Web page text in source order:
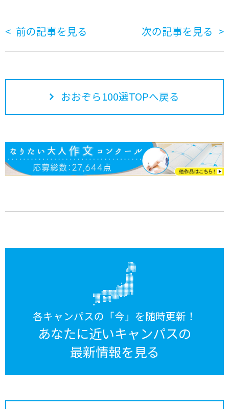
前の記事を見る 次の記事を見る
おおぞら100選TOPへ戻る
各キャンパスの「今」を随時更新！
あなたに近いキャンパスの
最新情報を見る